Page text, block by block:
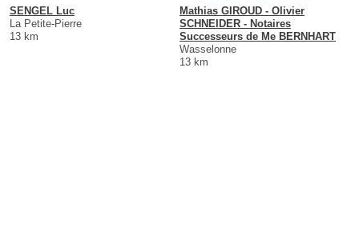
SENGEL Luc
La Petite-Pierre
13 km
Mathias GIROUD - Olivier
SCHNEIDER - Notaires
Successeurs de Me BERNHART
Wasselonne
13 km